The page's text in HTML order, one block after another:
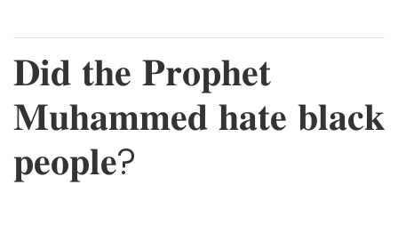
𝐃𝐢𝐝 𝐭𝐡𝐞 𝐏𝐫𝐨𝐩𝐡𝐞𝐭
𝐌𝐮𝐡𝐚𝐦𝐦𝐞𝐝 𝐡𝐚𝐭𝐞 𝐛𝐥𝐚𝐜𝐤
𝐩𝐞𝐨𝐩𝐥𝐞?